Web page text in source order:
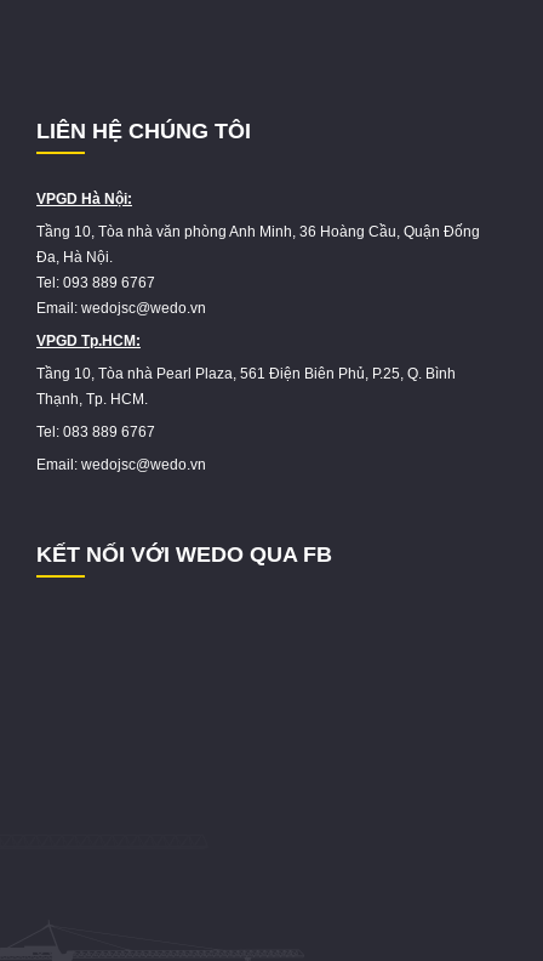
LIÊN HỆ CHÚNG TÔI
VPGD Hà Nội:
Tầng 10, Tòa nhà văn phòng Anh Minh, 36 Hoàng Cầu, Quận Đống
Đa, Hà Nội.
Tel: 093 889 6767
Email: wedojsc@wedo.vn
VPGD Tp.HCM:
Tầng 10, Tòa nhà Pearl Plaza, 561 Điện Biên Phủ, P.25, Q. Bình
Thạnh, Tp. HCM.
Tel: 083 889 6767
Email: wedojsc@wedo.vn
KẾT NỐI VỚI WEDO QUA FB